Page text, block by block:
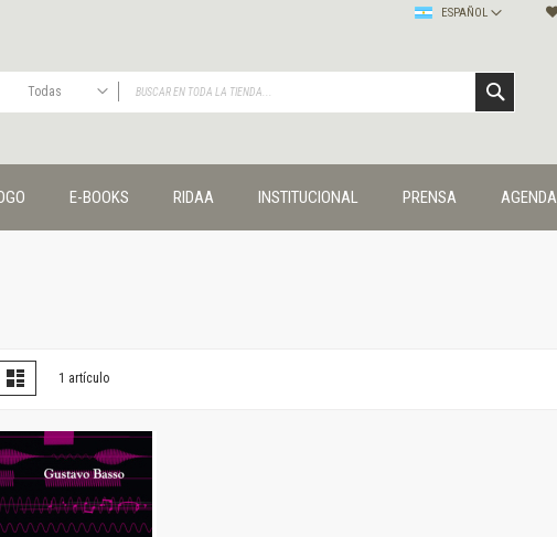
ESPAÑOL
Todas
Publicaciones
Editorial
Ediciones especiales
Géneros
Horizontes en las artes
La ideología argentina y latinoamericana
E-BOOKS RIDAA INSTITUCIONAL PRENSA AGENDA
Ver
como
Lista 1 artículo